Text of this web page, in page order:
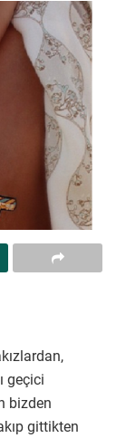
geçici
bizden
gittikten